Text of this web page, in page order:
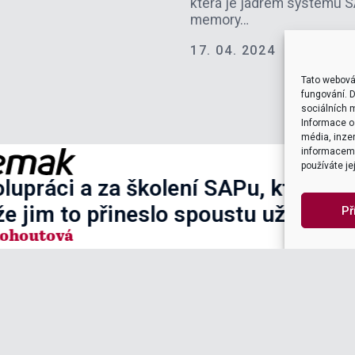
Tato
fungování.
sociálních
Informace
média,
používáte
memory…
17. 04. 2024
poděkovat za spolupráci a za
a věřím, že jim to přineslo
Nemak Czech Republic